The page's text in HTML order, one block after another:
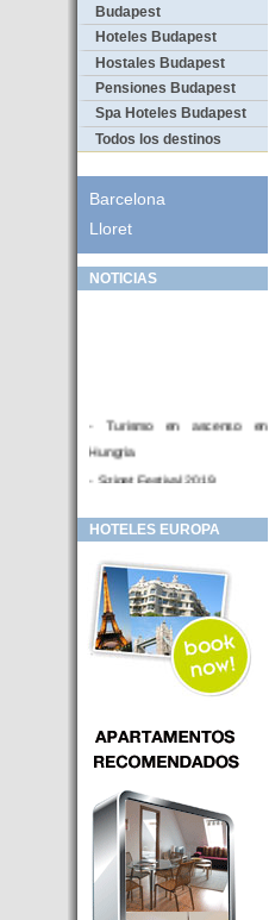
Budapest
Hoteles Budapest
Hostales Budapest
Pensiones Budapest
Spa Hoteles Budapest
Todos los destinos
Barcelona
Lloret
NOTICIAS
- Turismo en ascenso en
Hungria
- Sziget Festival 2019
Hotel en venta en zona PRIME
- Inversor para hotel
- Hotel en venta Budapest
- Budapest y Cracovia, las
ciudades de moda en 2018
- Inaugurado en BUDAPEST el
puede ser controlado por
Smarthfones de sus clientes
- HOTEL Moments Budapest,
éste sí es un ‘gran hotel
Budapest’.
- Hoteles en BUDAPEST:
Resultados octubre de 2016,
HOTELES EUROPA